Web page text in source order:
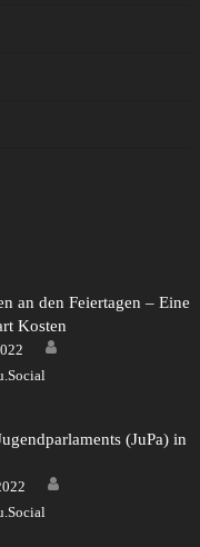
an den Feiertagen – Eine
Kosten
(JuPa) in